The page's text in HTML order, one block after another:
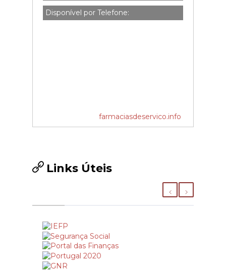
Disponível por Telefone:
farmaciasdeservico.info
Links Úteis